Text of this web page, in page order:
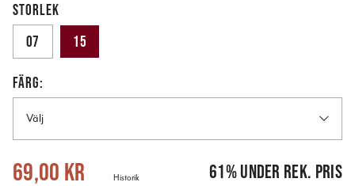
STORLEK
07
15
FÄRG:
Välj
Nuvarande pris: 179,00 kr
69,00 kr Historik 61%under rek. pris